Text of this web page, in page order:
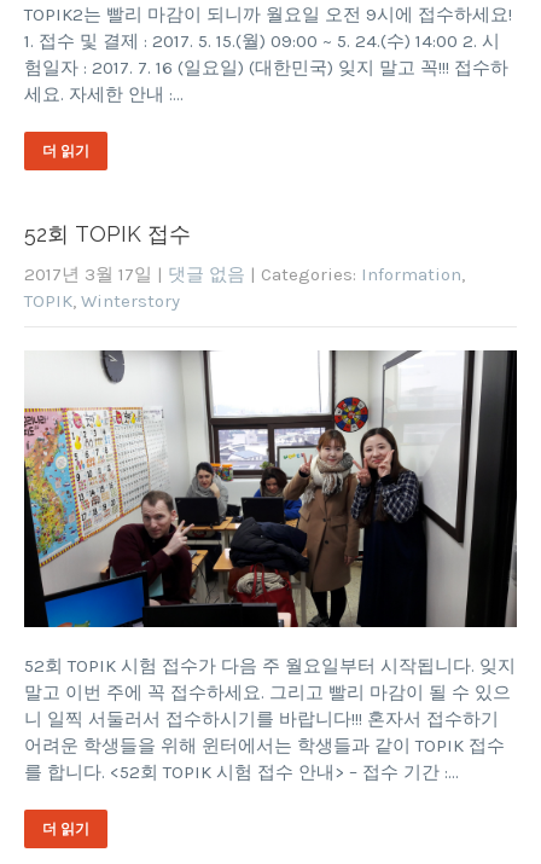
TOPIK2는 빨리 마감이 되니까 월요일 오전 9시에 접수하세요!
1. 접수 및 결제 : 2017. 5. 15.(월) 09:00 ~ 5. 24.(수) 14:00 2. 시
험일자 : 2017. 7. 16 (일요일) (대한민국) 잊지 말고 꼭!!! 접수하
세요. 자세한 안내 :…
더 읽기
52회 TOPIK 접수
2017년 3월 17일 | 댓글 없음 | Categories: Information,
TOPIK, Winterstory
52회 TOPIK 시험 접수가 다음 주 월요일부터 시작됩니다. 잊지
말고 이번 주에 꼭 접수하세요. 그리고 빨리 마감이 될 수 있으
니 일찍 서둘러서 접수하시기를 바랍니다!!! 혼자서 접수하기
어려운 학생들을 위해 윈터에서는 학생들과 같이 TOPIK 접수
를 합니다. <52회 TOPIK 시험 접수 안내> – 접수 기간 :…
더 읽기